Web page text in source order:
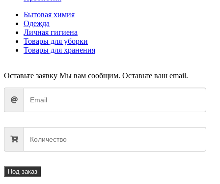
Бытовая химия
Одежда
Личная гигиена
Товары для уборки
Товары для хранения
Оставьте заявку Мы вам сообщим. Оставьте ваш email.
Под заказ